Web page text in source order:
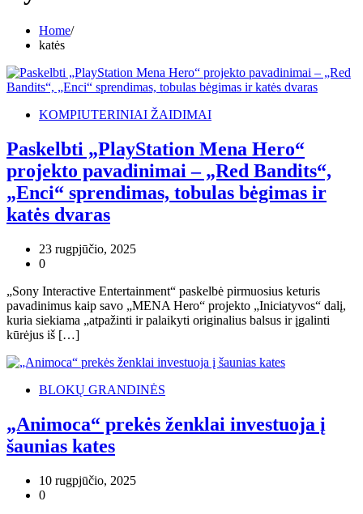
Home
katės
KOMPIUTERINIAI ŽAIDIMAI
Paskelbti „PlayStation Mena Hero“
projekto pavadinimai – „Red Bandits“,
„Enci“ sprendimas, tobulas bėgimas ir
katės dvaras
23 rugpjūčio, 2025
0
„Sony Interactive Entertainment“ paskelbė pirmuosius keturis
pavadinimus kaip savo „MENA Hero“ projekto „Iniciatyvos“ dalį,
kuria siekiama „atpažinti ir palaikyti originalius balsus ir įgalinti
kūrėjus iš […]
BLOKŲ GRANDINĖS
„Animoca“ prekės ženklai investuoja į
šaunias kates
10 rugpjūčio, 2025
0